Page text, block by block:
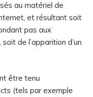
au matériel de
et résultant soit
pas aux
de l’apparition d’un
être tenu
(tels par exemple